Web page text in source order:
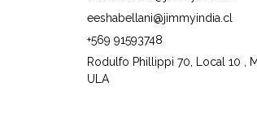
eeshabellani@jimmyindia.cl
+569 91593748
Rodulfo Phillippi 70, Local 10 ,
ULA